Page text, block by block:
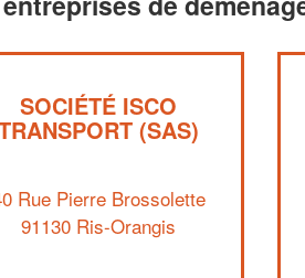
SOCIÉTÉ ISCO
(SAS)
Rue Pierre Brossolette
91130 Ris-Orangis